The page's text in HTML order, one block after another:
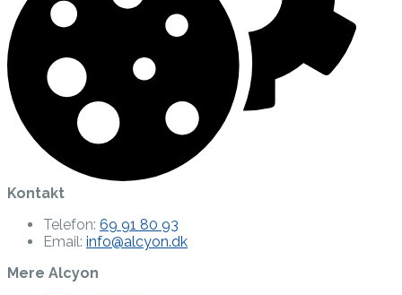
Kontakt
Telefon: 69 91 80 93
Email: info@alcyon.dk
Mere Alcyon